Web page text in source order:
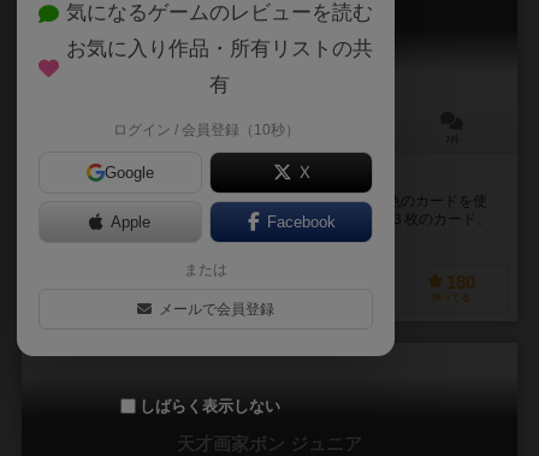
Tensai Gaka Bon
30分前後
カラフルなカードをならべて絵を描こう！
天才画家ボンは白・赤・橙・黄・緑・青・紫・黒の８色のカードを使
って絵を描くパーティーゲームです。 最初に各色から３枚のカード、
24枚をランダムに抜き出し山札にします。こ...
381 180
持ってる
天才画家ボン ジュニア
気になるゲームのレビューを読む
お気に入り作品・所有リストの共
有
ログイン / 会員登録（10秒）
Google X
Apple Facebook
または
メールで会員登録
しばらく表示しない